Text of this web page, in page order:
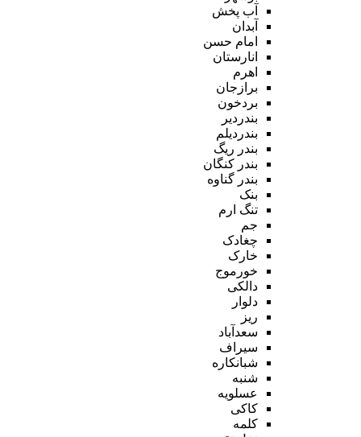
آب پخش
آبدان
امام حسن
انارستان
اهرم
برازجان
بردخون
بندردیر
بندردیلم
بندر ریگ
بندر کنگان
بندر گناوه
بنک
تنگ ارم
جم
چغادک
خارک
خورموج
دالکی
دلوار
ریز
سعدآباد
سیراف
شبانکاره
شنبه
عسلویه
کاکی
کلمه